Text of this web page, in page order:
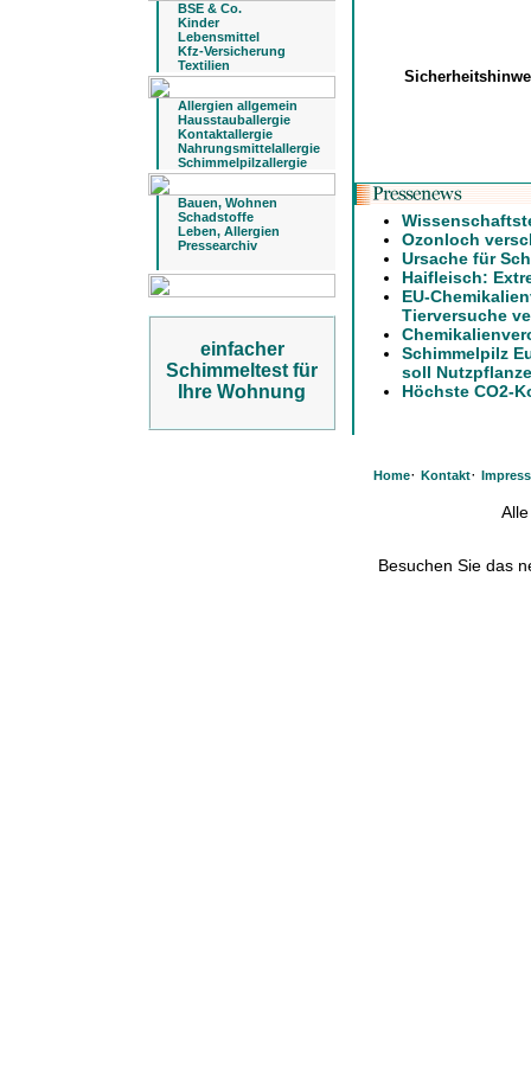
BSE & Co.
Kinder
Lebensmittel
Kfz-Versicherung
Textilien
Allergien allgemein
Hausstauballergie
Kontaktallergie
Nahrungsmittelallergie
Schimmelpilzallergie
Bauen, Wohnen
Schadstoffe
Leben, Allergien
Pressearchiv
einfacher
Schimmeltest für
Ihre Wohnung
Ozonloch
Ursache für
Haifleisch:
EU-
Tierversuche
Schimmelpilz
soll
Höchste CO2-
Home· Kontakt·
Besuchen Sie das